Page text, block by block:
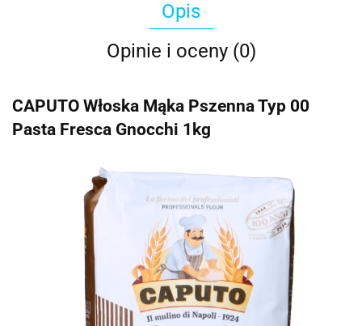
Opis
Opinie i oceny (0)
CAPUTO Włoska Mąka Pszenna Typ 00
Pasta Fresca Gnocchi 1kg